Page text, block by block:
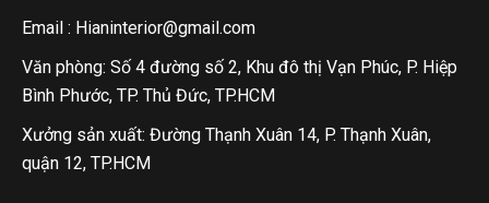
Email : Hianinterior@gmail.com
Văn phòng: Số 4 đường số 2, Khu đô thị Vạn Phúc, P. Hiệp
Bình Phước, TP. Thủ Đức, TP.HCM
Xưởng sản xuất: Đường Thạnh Xuân 14, P. Thạnh Xuân,
quận 12, TP.HCM